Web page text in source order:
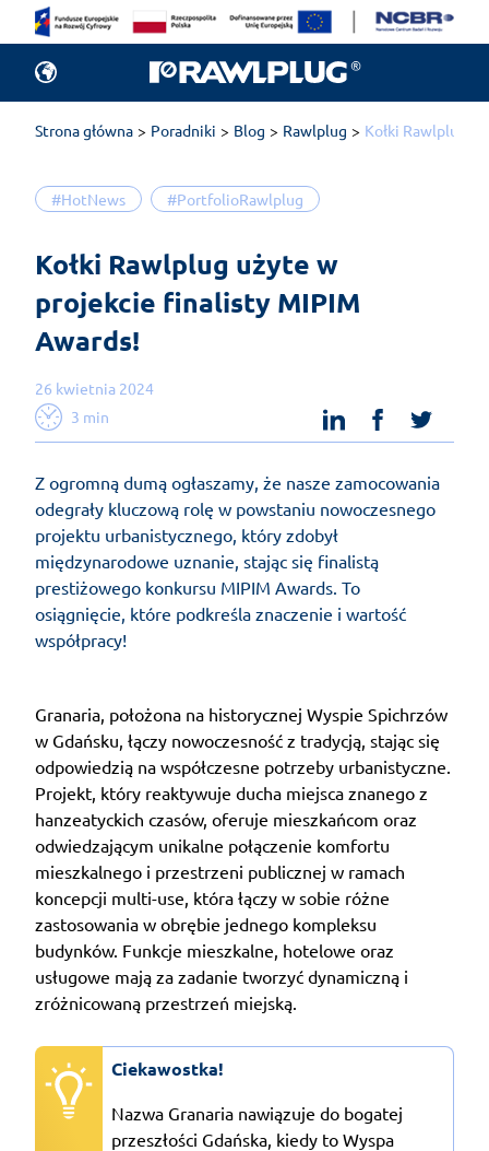
Strona główna Poradniki Blog Rawlplug Kołki Rawlplug
#HotNews #PortfolioRawlplug
Kołki Rawlplug użyte w
projekcie finalisty MIPIM
Awards!
26 kwietnia 2024
3 min
linkedinfacebook
Z ogromną dumą ogłaszamy, że nasze zamocowania
odegrały kluczową rolę w powstaniu nowoczesnego
projektu urbanistycznego, który zdobył
międzynarodowe uznanie, stając się finalistą
prestiżowego konkursu MIPIM Awards. To
osiągnięcie, które podkreśla znaczenie i wartość
współpracy!
Granaria, położona na historycznej Wyspie Spichrzów
w Gdańsku, łączy nowoczesność z tradycją, stając się
odpowiedzią na współczesne potrzeby urbanistyczne.
Projekt, który reaktywuje ducha miejsca znanego z
hanzeatyckich czasów, oferuje mieszkańcom oraz
odwiedzającym unikalne połączenie komfortu
mieszkalnego i przestrzeni publicznej w ramach
koncepcji multi-use, która łączy w sobie różne
zastosowania w obrębie jednego kompleksu
budynków. Funkcje mieszkalne, hotelowe oraz
usługowe mają za zadanie tworzyć dynamiczną i
zróżnicowaną przestrzeń miejską.
Ciekawostka!
Nazwa Granaria nawiązuje do bogatej
przeszłości Gdańska, kiedy to Wyspa